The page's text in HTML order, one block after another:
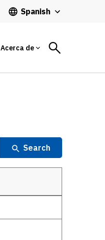
Spanish
Acerca de
Search